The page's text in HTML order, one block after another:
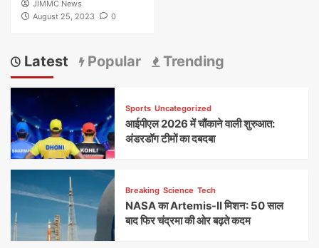
JIMMC News
August 25, 2023
0
Latest Popular Trending
Sports Uncategorized
आईपीएल 2026 में चौंकाने वाली शुरुआत:
अंडरडॉग टीमों का दबदबा
Breaking Science Tech
NASA का Artemis-II मिशन: 50 साल
बाद फिर चंद्रमा की ओर बढ़ते कदम